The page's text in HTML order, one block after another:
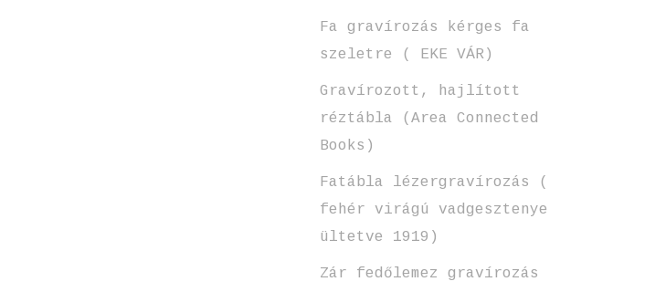
Fa gravírozás kérges fa
szeletre ( EKE VÁR)
Gravírozott, hajlított
réztábla (Area Connected
Books)
Fatábla lézergravírozás (
fehér virágú vadgesztenye
ültetve 1919)
Zár fedőlemez gravírozás